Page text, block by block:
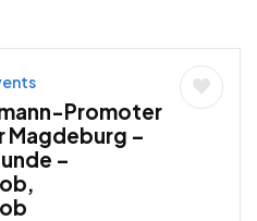
Promoter
–
–